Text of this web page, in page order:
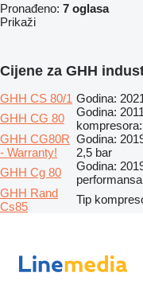
Pronađeno: 7 oglasa
Prikaži
Cijene za GHH
GHH CS 80/1 Godina:
GHH CG 80
Godina:
GHH CG80R
- Warranty!
Godina:
2,5 bar
GHH Cg 80
Godina:
GHH Rand
Cs85
Tip